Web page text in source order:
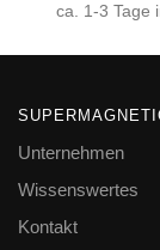
ca. 1-3 Tage
Unternehmen
Wissenswertes
Kontakt